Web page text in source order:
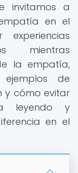
invitamos a
en el
mientras
la empatía,
de
y cómo evitar
leyendo y
en el